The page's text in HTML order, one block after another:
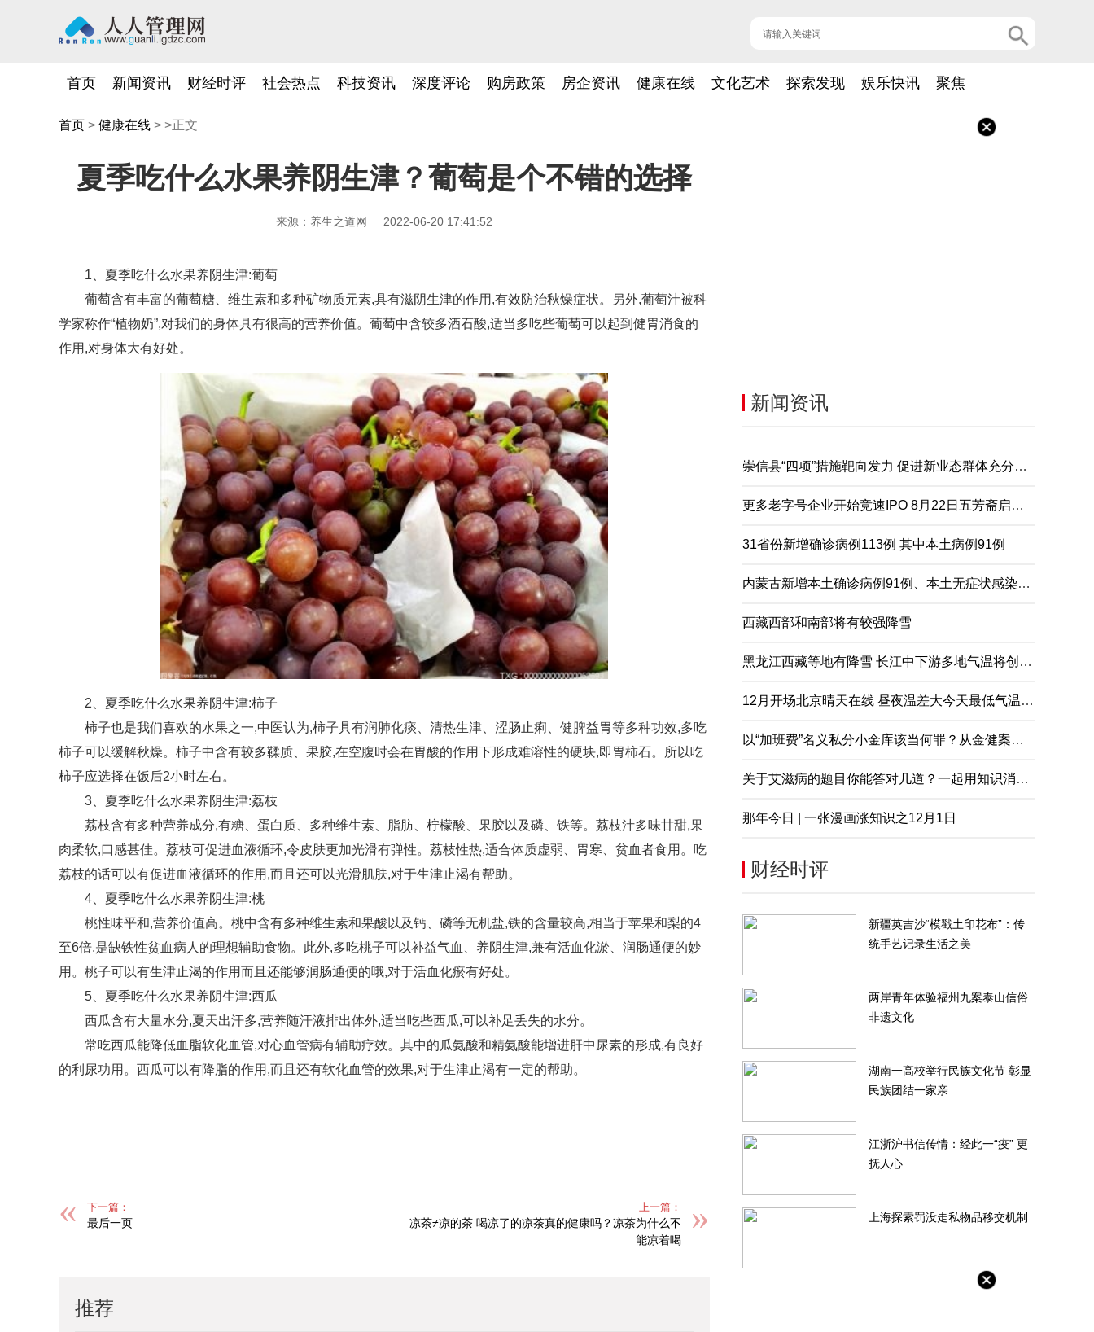
首页 新闻资讯 财经时评 社会热点 科技资讯 深度评论 购房政策 房企资讯 健康在线 文化艺术 探索发现 娱乐快讯 聚焦
首页 > 健康在线 > >正文
夏季吃什么水果养阴生津？葡萄是个不错的选择
来源：养生之道网 2022-06-20 17:41:52
1、夏季吃什么水果养阴生津:葡萄
葡萄含有丰富的葡萄糖、维生素和多种矿物质元素,具有滋阴生津的作用,有效防治秋燥症状。另外,葡萄汁被科
学家称作“植物奶”,对我们的身体具有很高的营养价值。葡萄中含较多酒石酸,适当多吃些葡萄可以起到健胃消食的
作用,对身体大有好处。
2、夏季吃什么水果养阴生津:柿子
柿子也是我们喜欢的水果之一,中医认为,柿子具有润肺化痰、清热生津、涩肠止痢、健脾益胃等多种功效,多吃
柿子可以缓解秋燥。柿子中含有较多鞣质、果胶,在空腹时会在胃酸的作用下形成难溶性的硬块,即胃柿石。所以吃
柿子应选择在饭后2小时左右。
3、夏季吃什么水果养阴生津:荔枝
荔枝含有多种营养成分,有糖、蛋白质、多种维生素、脂肪、柠檬酸、果胶以及磷、铁等。荔枝汁多味甘甜,果
肉柔软,口感甚佳。荔枝可促进血液循环,令皮肤更加光滑有弹性。荔枝性热,适合体质虚弱、胃寒、贫血者食用。吃
荔枝的话可以有促进血液循环的作用,而且还可以光滑肌肤,对于生津止渴有帮助。
4、夏季吃什么水果养阴生津:桃
桃性味平和,营养价值高。桃中含有多种维生素和果酸以及钙、磷等无机盐,铁的含量较高,相当于苹果和梨的4
至6倍,是缺铁性贫血病人的理想辅助食物。此外,多吃桃子可以补益气血、养阴生津,兼有活血化淤、润肠通便的妙
用。桃子可以有生津止渴的作用而且还能够润肠通便的哦,对于活血化瘀有好处。
5、夏季吃什么水果养阴生津:西瓜
西瓜含有大量水分,夏天出汗多,营养随汗液排出体外,适当吃些西瓜,可以补足丢失的水分。
常吃西瓜能降低血脂软化血管,对心血管病有辅助疗效。其中的瓜氨酸和精氨酸能增进肝中尿素的形成,有良好
的利尿功用。西瓜可以有降脂的作用,而且还有软化血管的效果,对于生津止渴有一定的帮助。
下一篇：
最后一页
上一篇：
凉茶≠凉的茶 喝凉了的凉茶真的健康吗？凉茶为什么不
能凉着喝
推荐
新闻资讯
崇信县“四项”措施靶向发力 促进新业态群体充分就业
更多老字号企业开始竞速IPO 8月22日五芳斋启动申购
31省份新增确诊病例113例 其中本土病例91例
内蒙古新增本土确诊病例91例、本土无症状感染者2例
西藏西部和南部将有较强降雪
黑龙江西藏等地有降雪 长江中下游多地气温将创下半年来新低
12月开场北京晴天在线 昼夜温差大今天最低气温仅-5℃
以“加班费”名义私分小金库该当何罪？从金健案说起
关于艾滋病的题目你能答对几道？一起用知识消除误解
那年今日 | 一张漫画涨知识之12月1日
财经时评
新疆英吉沙“模戳土印花布”：传
统手艺记录生活之美
两岸青年体验福州九案泰山信俗
非遗文化
湖南一高校举行民族文化节 彰显
民族团结一家亲
江浙沪书信传情：经此一“疫” 更
抚人心
上海探索罚没走私物品移交机制